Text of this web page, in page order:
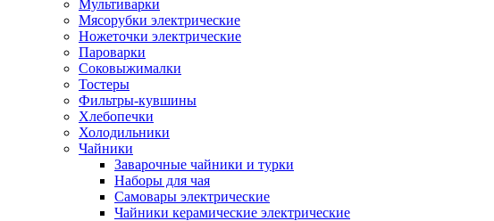
Мультиварки
Мясорубки электрические
Ножеточки электрические
Пароварки
Соковыжималки
Тостеры
Фильтры-кувшины
Хлебопечки
Холодильники
Чайники
Заварочные чайники и турки
Наборы для чая
Самовары электрические
Чайники керамические электрические